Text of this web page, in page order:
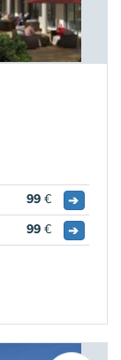
99 €
➔
99 € ➔